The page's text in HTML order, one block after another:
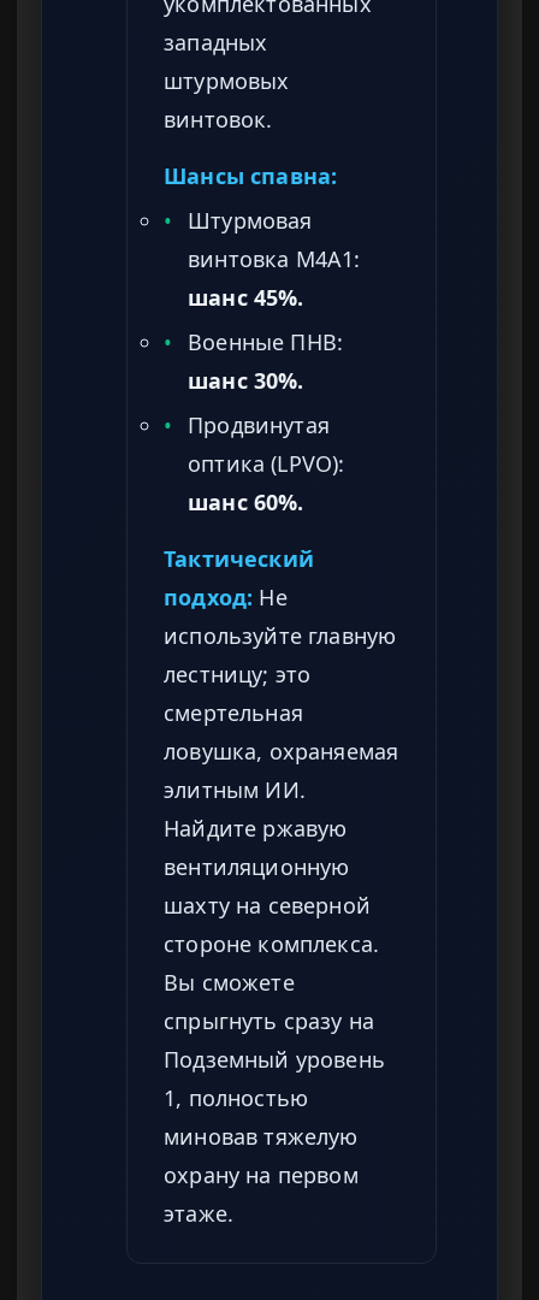
западных
штурмовых
винтовок.
Шансы спавна:
•
Штурмовая
винтовка M4A1:
шанс 45%.
•
Военные ПНВ:
шанс 30%.
•
Продвинутая
оптика (LPVO):
шанс 60%.
Тактический
подход: Не
используйте главную
лестницу; это
смертельная
ловушка, охраняемая
элитным ИИ.
Найдите ржавую
вентиляционную
шахту на северной
стороне комплекса.
Вы сможете
спрыгнуть сразу на
Подземный уровень
1, полностью
миновав тяжелую
охрану на первом
этаже.